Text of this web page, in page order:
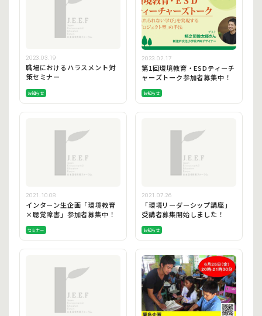
2023.03.19
職場におけるハラスメント対
策セミナー
お知らせ
2023.02.17
第1回環境教育・ESDティーチ
ャーズトーク参加者募集中！
お知らせ
2021.10.08
インターン生企画「環境教育
×聴覚障害」参加者募集中！
セミナー
2021.07.26
「環境リーダーシップ講座」
受講者募集開始しました！
お知らせ